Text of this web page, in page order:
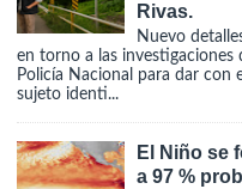
Rivas.
Nuevo
en torno a las investigaciones
Policía Nacional para dar con
sujeto identi...
El Niño se
a 97 %